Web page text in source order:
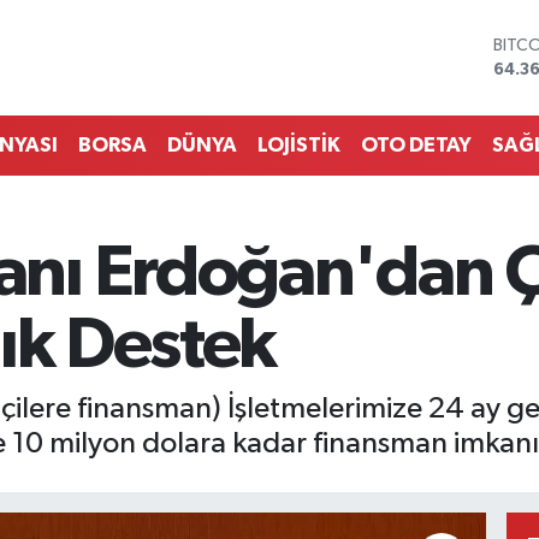
BORSA DÜNYA LOJİSTİK OTO DETAY
Erdoğan'dan
Destek
finansman) İşletmelerimize 24 ay
milyon dolara kadar finansman